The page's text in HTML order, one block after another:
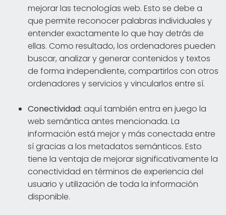
mejorar las tecnologías web. Esto se debe a
que permite reconocer palabras individuales y
entender exactamente lo que hay detrás de
ellas. Como resultado, los ordenadores pueden
buscar, analizar y generar contenidos y textos
de forma independiente, compartirlos con otros
ordenadores y servicios y vincularlos entre sí.
Conectividad: aquí también entra en juego la
web semántica antes mencionada. La
información está mejor y más conectada entre
sí gracias a los metadatos semánticos. Esto
tiene la ventaja de mejorar significativamente la
conectividad en términos de experiencia del
usuario y utilización de toda la información
disponible.